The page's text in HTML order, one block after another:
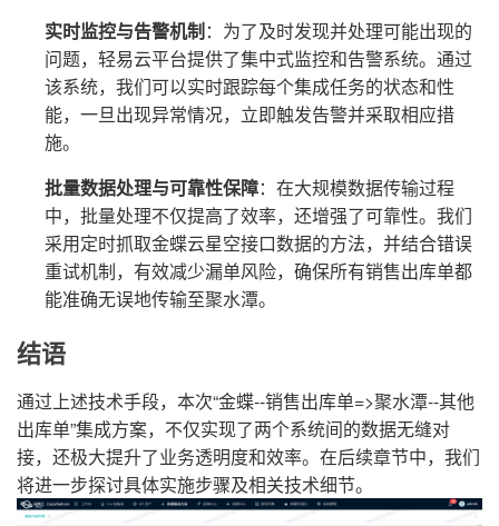
实时监控与告警机制：为了及时发现并处理可能出现的
问题，轻易云平台提供了集中式监控和告警系统。通过
该系统，我们可以实时跟踪每个集成任务的状态和性
能，一旦出现异常情况，立即触发告警并采取相应措
施。
批量数据处理与可靠性保障：在大规模数据传输过程
中，批量处理不仅提高了效率，还增强了可靠性。我们
采用定时抓取金蝶云星空接口数据的方法，并结合错误
重试机制，有效减少漏单风险，确保所有销售出库单都
能准确无误地传输至聚水潭。
结语
通过上述技术手段，本次“金蝶--销售出库单=>聚水潭--其他
出库单”集成方案，不仅实现了两个系统间的数据无缝对
接，还极大提升了业务透明度和效率。在后续章节中，我们
将进一步探讨具体实施步骤及相关技术细节。